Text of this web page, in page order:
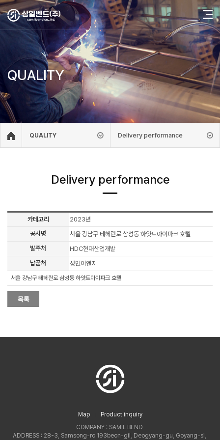
QUALITY
QUALITY Delivery performance
Delivery performance
카테고리
2023년
공사명
서울 강남구 테헤란로 삼성동 하얏트아이파크 호텔
발주처
HDC현대산업개발
납품처
성민이엔지
서울 강남구 테헤란로 삼성동 하얏트아이파크 호텔
Map
Product inquiry
COMPANY : SAMIL BEND
ADDRESS : 28-3, Samsong-ro 193beon-gil, Deogyang-gu, Goyang-si,